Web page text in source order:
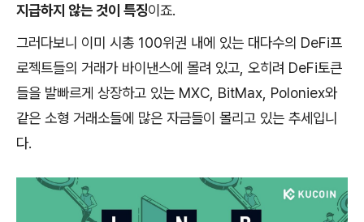
지급하지 않는 것이 특징이죠.
그러다보니 이미 시총 100위권 내에 있는 대다수의 DeFi프
로젝트들의 거래가 바이낸스에 몰려 있고, 오히려 DeFi토큰
들을 발빠르게 상장하고 있는 MXC, BitMax, Poloniex와
같은 소형 거래소들에 많은 자금들이 몰리고 있는 추세입니
다.